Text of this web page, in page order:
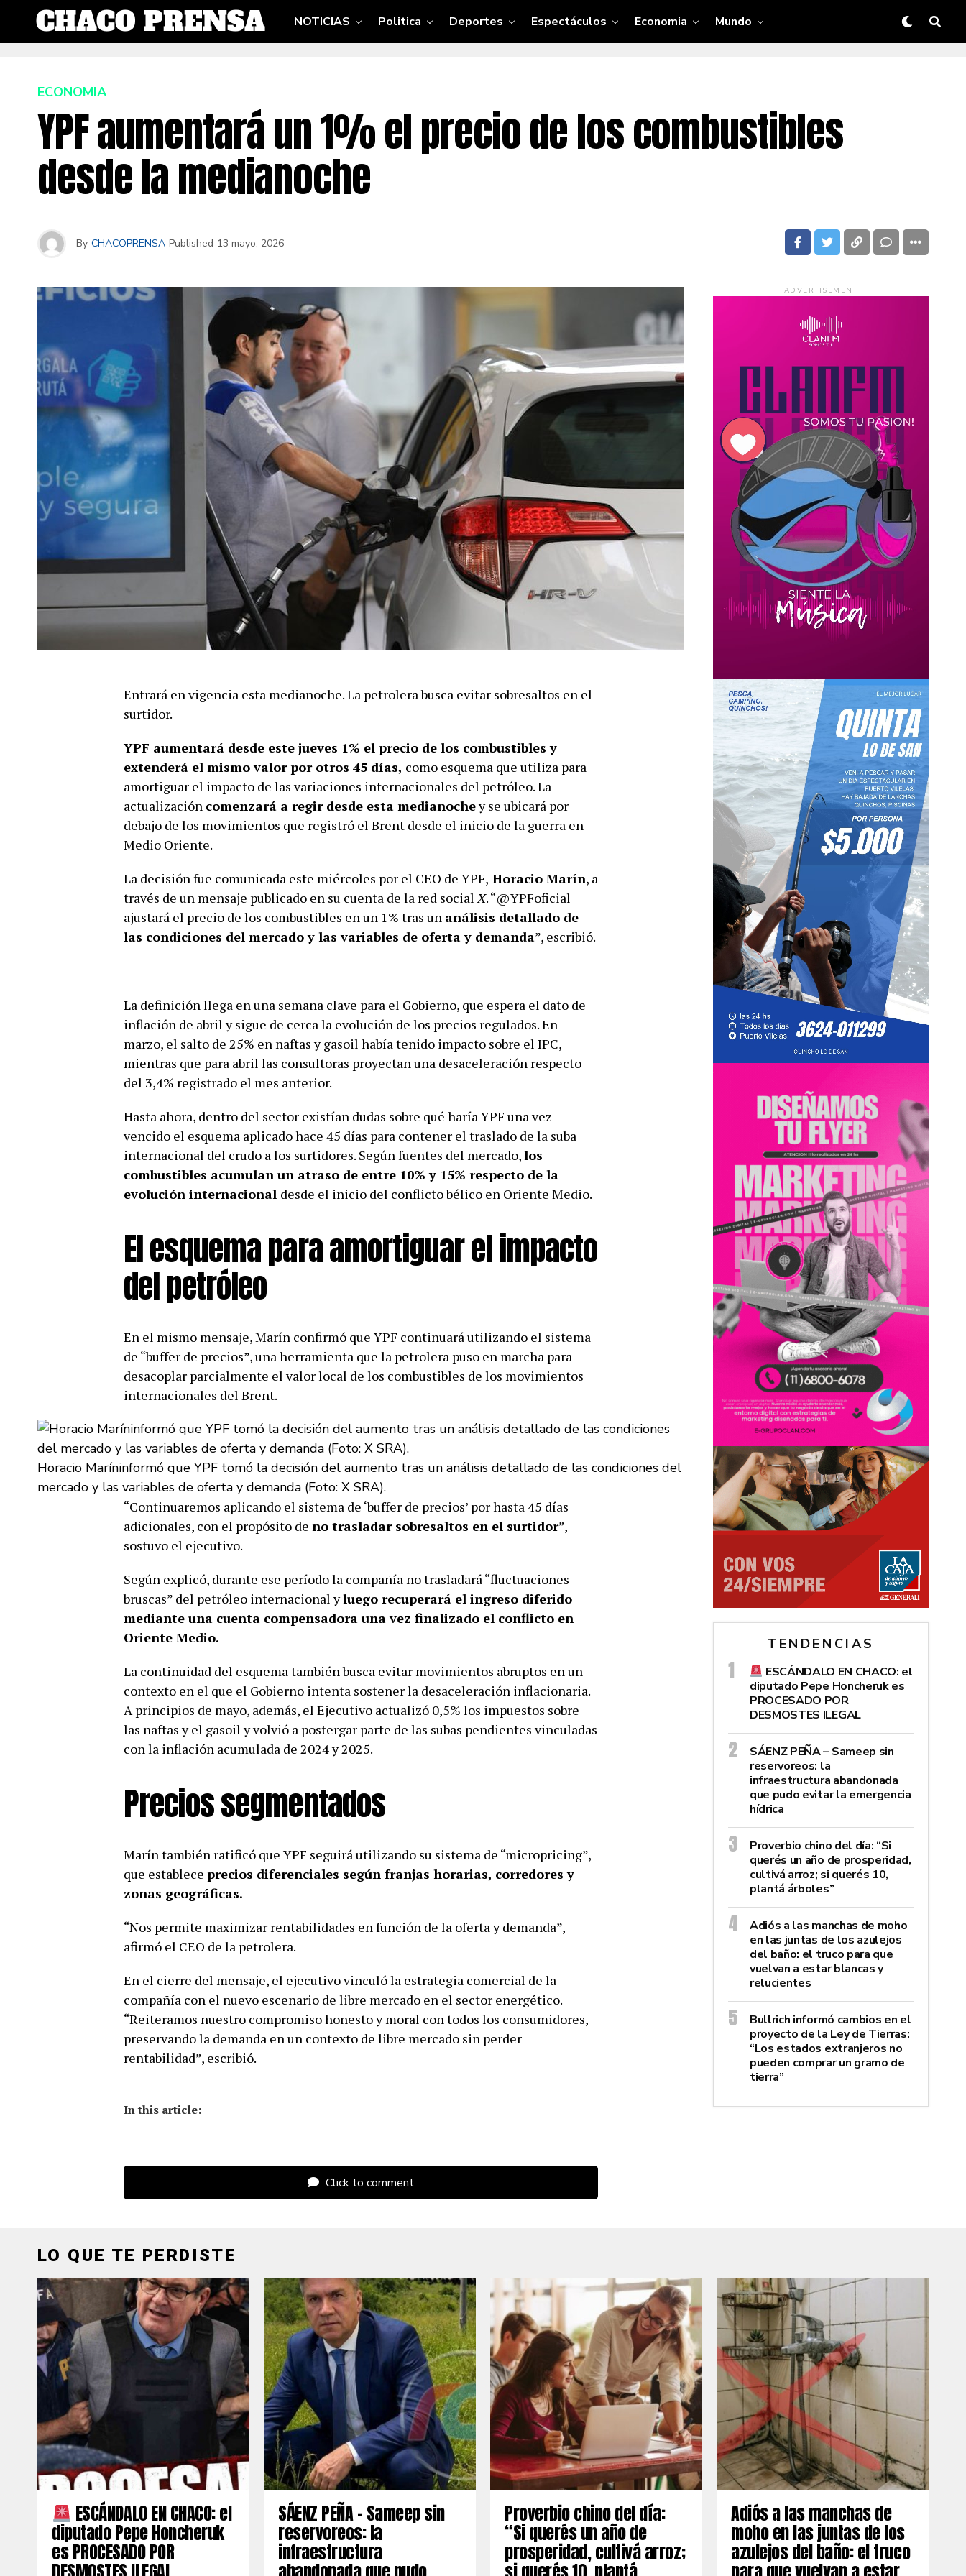
NOTICIAS Politica Deportes Espectáculos Economia Mundo
ECONOMIA
YPF aumentará un 1% el precio de los combustibles
desde la medianoche
By CHACOPRENSA Published 13 mayo, 2026
Entrará en vigencia esta medianoche. La petrolera busca evitar sobresaltos en el
surtidor.
YPF aumentará desde este jueves 1% el precio de los combustibles y
extenderá el mismo valor por otros 45 días, como esquema que utiliza para
amortiguar el impacto de las variaciones internacionales del petróleo. La
actualización comenzará a regir desde esta medianochey se ubicará por
debajo de los movimientos que registró el Brent desde el inicio de la guerra en
Medio Oriente.
La decisión fue comunicada este miércoles por el CEO de YPF, Horacio Marín, a
través de un mensaje publicado en su cuenta de la red socialX. “@YPFoficial
ajustará el precio de los combustibles en un 1% tras un análisis detallado de
las condiciones del mercado y las variables de oferta y demanda”, escribió.
La definición llega en una semana clave para el Gobierno, que espera el dato de
inflación de abril y sigue de cerca la evolución de los precios regulados. En
marzo, el salto de 25% en naftas y gasoil había tenido impacto sobre el IPC,
mientras que para abril las consultoras proyectan una desaceleración respecto
del 3,4% registrado el mes anterior.
Hasta ahora, dentro del sector existían dudas sobre qué haría YPF una vez
vencido el esquema aplicado hace 45 días para contener el traslado de la suba
internacional del crudo a los surtidores. Según fuentes del mercado,los
combustibles acumulan un atraso de entre 10% y 15% respecto de la
evolución internacional desde el inicio del conflicto bélico en Oriente Medio.
El esquema para amortiguar el impacto
del petróleo
En el mismo mensaje, Marín confirmó que YPF continuará utilizando el sistema
de “buffer de precios”, una herramienta que la petrolera puso en marcha para
desacoplar parcialmente el valor local de los combustibles de los movimientos
internacionales del Brent.
Horacio Maríninformó que YPF tomó la decisión del aumento tras un análisis detallado de las condiciones del
mercado y las variables de oferta y demanda (Foto: X SRA).
“Continuaremos aplicando el sistema de ‘buffer de precios’ por hasta 45 días
adicionales, con el propósito de no trasladar sobresaltos en el surtidor”,
sostuvo el ejecutivo.
Según explicó, durante ese período la compañía no trasladará “fluctuaciones
bruscas” del petróleo internacional yluego recuperará el ingreso diferido
mediante una cuenta compensadora una vez finalizado el conflicto en
Oriente Medio.
La continuidad del esquema también busca evitar movimientos abruptos en un
contexto en el que el Gobierno intenta sostener la desaceleración inflacionaria.
A principios de mayo, además, el Ejecutivo actualizó 0,5% los impuestos sobre
las naftas y el gasoil y volvió a postergar parte de las subas pendientes vinculadas
con la inflación acumulada de 2024 y 2025.
Precios segmentados
Marín también ratificó que YPF seguirá utilizando su sistema de “micropricing”,
que establece precios diferenciales según franjas horarias, corredores y
zonas geográficas.
“Nos permite maximizar rentabilidades en función de la oferta y demanda”,
afirmó el CEO de la petrolera.
En el cierre del mensaje, el ejecutivo vinculó la estrategia comercial de la
compañía con el nuevo escenario de libre mercado en el sector energético.
“Reiteramos nuestro compromiso honesto y moral con todos los consumidores,
preservando la demanda en un contexto de libre mercado sin perder
rentabilidad”, escribió.
In this article:
Click to comment
ADVERTISEMENT
TENDENCIAS
ESCÁNDALO EN CHACO: el
diputado Pepe Honcheruk es
PROCESADO POR
DESMOSTES ILEGAL
SÁENZ PEÑA – Sameep sin
reservoreos: la
infraestructura abandonada
que pudo evitar la emergencia
hídrica
Proverbio chino del día: “Si
querés un año de prosperidad,
cultivá arroz; si querés 10,
plantá árboles”
Adiós a las manchas de moho
en las juntas de los azulejos
del baño: el truco para que
vuelvan a estar blancas y
relucientes
Bullrich informó cambios en el
proyecto de la Ley de Tierras:
“Los estados extranjeros no
pueden comprar un gramo de
tierra”
LO QUE TE PERDISTE
ESCÁNDALO EN CHACO: el
diputado Pepe Honcheruk
es PROCESADO POR
SÁENZ PEÑA – Sameep sin
reservoreos: la
infraestructura
Proverbio chino del día:
“Si querés un año de
prosperidad, cultivá arroz;
Adiós a las manchas de
moho en las juntas de los
azulejos del baño: el truco